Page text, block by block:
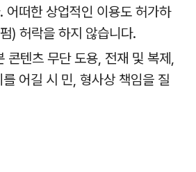
어떠한 상업적인 이용도 허가하
) 허락을 하지 않습니다.
텐츠 무단 도용, 전재 및 복제,
어길 시 민, 형사상 책임을 질